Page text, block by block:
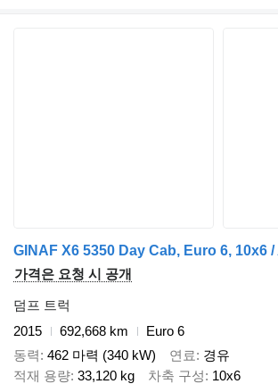
가격은 요청 시 공개
덤프 트럭
2015
692,668 km
Euro 6
동력 462 마력 (340 kW) 연료
경유
적재 용량 33,120 kg 차축 구성
10x6